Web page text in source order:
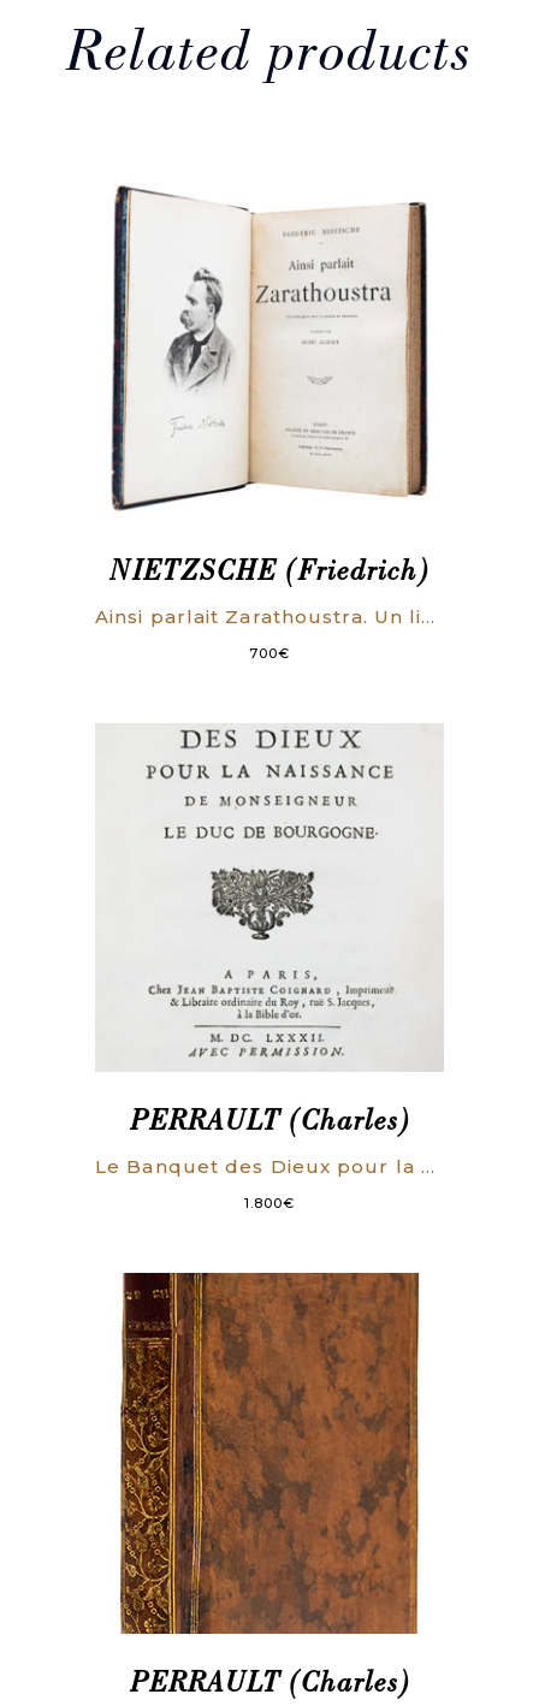
quantity
Related products
NIETZSCHE (Friedrich)
Ainsi parlait Zarathoustra. Un livre pour tous et pour personne.
700€
PERRAULT (Charles)
Le Banquet des Dieux pour la naissance de Monseigneur le duc de Bourgogne.
1.800€
PERRAULT (Charles)